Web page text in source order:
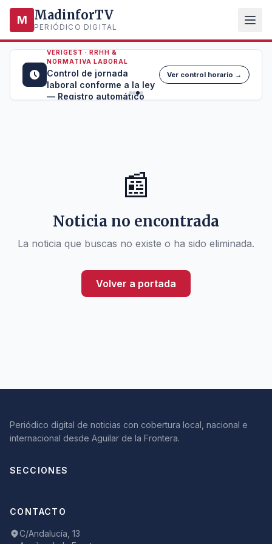
M MadinforTV
PERIÓDICO DIGITAL
VERIGEST · RRHH &
NORMATIVA LABORAL
Control de jornada
laboral conforme a la ley
— Registro automático
Ver control horario →
📰
Noticia no encontrada
La noticia que buscas no existe o ha sido eliminada.
Volver a portada
Periódico digital de noticias con cobertura local, nacional e
internacional desde Aguilar de la Frontera.
SECCIONES
CONTACTO
C/Andalucía, 13